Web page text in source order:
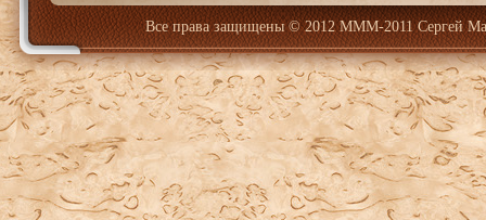
Все права защищены© 2012 МММ-2011 Сергей